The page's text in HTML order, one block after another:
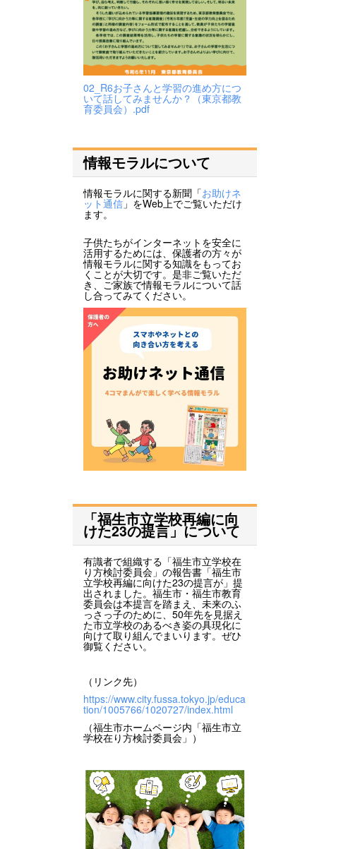
02_R6お子さんと学習の進め方につ
いて話してみませんか？（東京都教
育委員会）.pdf
情報モラルについて
情報モラルに関する新聞「お助けネ
ット通信 」をWeb上でご覧いただけ
ます。
子供たちがインターネットを安全に
活用するためには、保護者の方々が
情報モラルに関する知識をもってお
くことが大切です。是非ご覧いただ
き、ご家族で情報モラルについて話
し合ってみてください。
「福生市立学校再編に向
けた23の提言」について
有識者で組織する「福生市立学校在
り方検討委員会」の報告書「福生市
立学校再編に向けた23の提言が」提
出されました。福生市・福生市教育
委員会は本提言を踏まえ、未来のふ
っさっ子のために、50年先を見据え
た市立学校のあるべき姿の具現化に
向けて取り組んでまいります。ぜひ
御覧ください。
（リンク先）
https://www.city.fussa.tokyo.jp/educa
tion/1005766/1020727/index.html
（福生市ホームページ内「福生市立
学校在り方検討委員会」）